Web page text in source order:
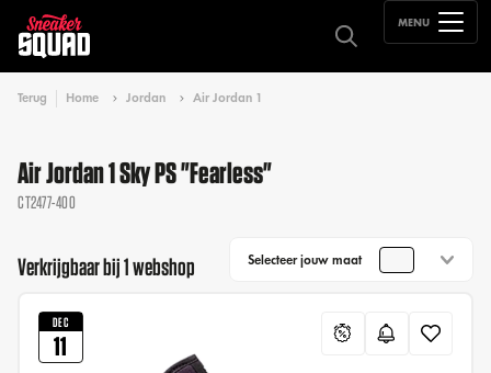
MENU
Terug Home Jordan Air Jordan 1
Air Jordan 1 Sky PS "Fearless"
CT2477-400
Verkrijgbaar bij 1 webshop Selecteer jouw maat
DEC
11